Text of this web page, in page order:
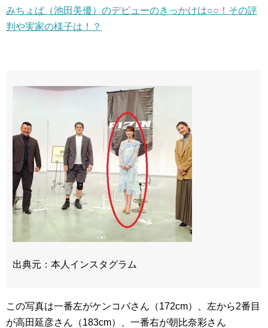
みちょぱ（池田美優）のデビューのきっかけは○○！その評
判や実家の様子は！？
出典元：本人インスタグラム
この写真は一番左がケンコバさん（172cm）、左から2番目
が高田延彦さん（183cm）、一番右が朝比奈彩さん